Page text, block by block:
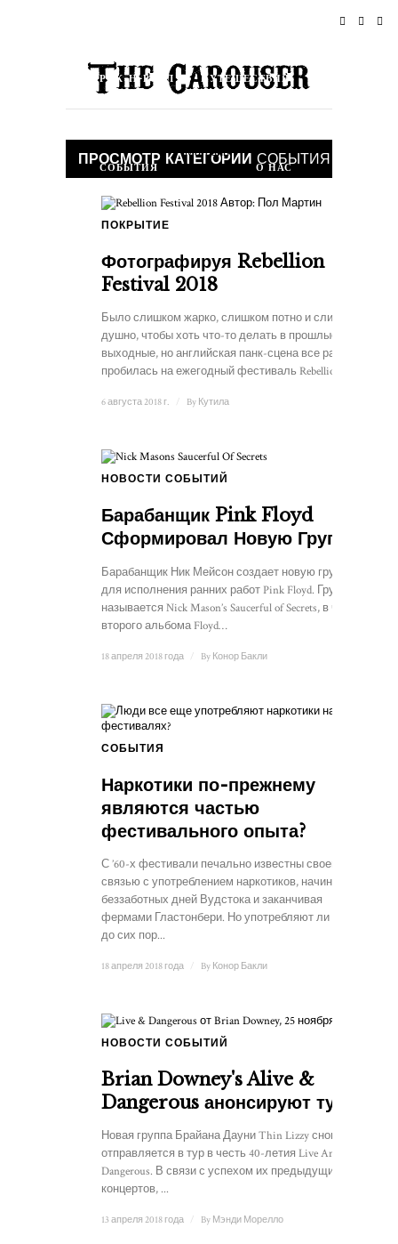
РОК-Н-РОЛЛ ПУТЕШЕСТВИЯ
СОБЫТИЯ
Магазин
О НАС
ПРОСМОТР КАТЕГОРИИ СОБЫТИЯ
ПОКРЫТИЕ
Фотографируя Rebellion
Festival 2018
Было слишком жарко, слишком потно и слишком
душно, чтобы хоть что-то делать в прошлые
выходные, но английская панк-сцена все равно
пробилась на ежегодный фестиваль Rebellion. С…
6 августа 2018 г. By Кутила
НОВОСТИ СОБЫТИЙ
Барабанщик Pink Floyd
Сформировал Новую Группу
Барабанщик Ник Мейсон создает новую группу
для исполнения ранних работ Pink Floyd. Группа
называется Nick Mason’s Saucerful of Secrets, в честь
второго альбома Floyd…
18 апреля 2018 года By Конор Бакли
СОБЫТИЯ
Наркотики по-прежнему
являются частью
фестивального опыта?
С ’60-х фестивали печально известны своей
связью с употреблением наркотиков, начиная с
беззаботных дней Вудстока и заканчивая
фермами Гластонбери. Но употребляют ли люди
до сих пор...
18 апреля 2018 года By Конор Бакли
НОВОСТИ СОБЫТИЙ
Brian Downey's Alive &
Dangerous анонсируют тур
Новая группа Брайана Дауни Thin Lizzy снова
отправляется в тур в честь 40-летия Live And
Dangerous. В связи с успехом их предыдущих
концертов, ...
13 апреля 2018 года By Мэнди Морелло